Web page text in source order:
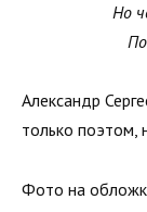
Но
Александр
только поэтом,
Фото на